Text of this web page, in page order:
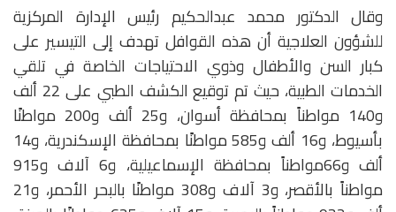
وقال الدكتور محمد عبدالحكيم رئيس الإدارة المركزية
للشؤون العلاجية أن هذه القوافل تهدف إلى التيسير على
كبار السن والأطفال وذوي الاحتياجات الخاصة في تلقي
الخدمات الطبية، حيث تم توقيع الكشف الطبي على 22 ألف
و140 مواطناً بمحافظة أسوان، و25 ألف و200 مواطنًا
بأسيوط، و16 ألف و585 مواطنًا بمحافظة الإسكندرية، و14
ألف و66مواطناً بمحافظة الإسماعيلية، و6 آلاف و915
مواطناً بالأقصر، و3 آلاف و308 مواطنًا بالبحر الأحمر، و21